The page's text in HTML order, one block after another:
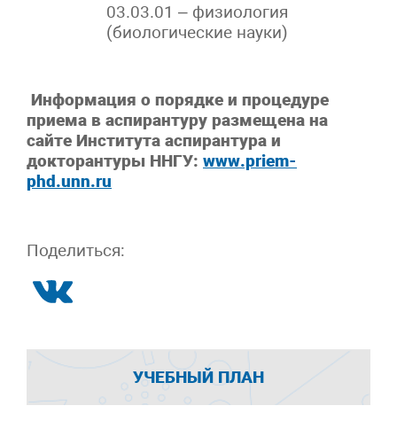
03.03.01 – физиология
(биологические науки)
Информация о порядке и процедуре
приема в аспирантуру размещена на
сайте Института аспирантура и
докторантуры ННГУ: www.priem-
phd.unn.ru
Поделиться:
УЧЕБНЫЙ ПЛАН